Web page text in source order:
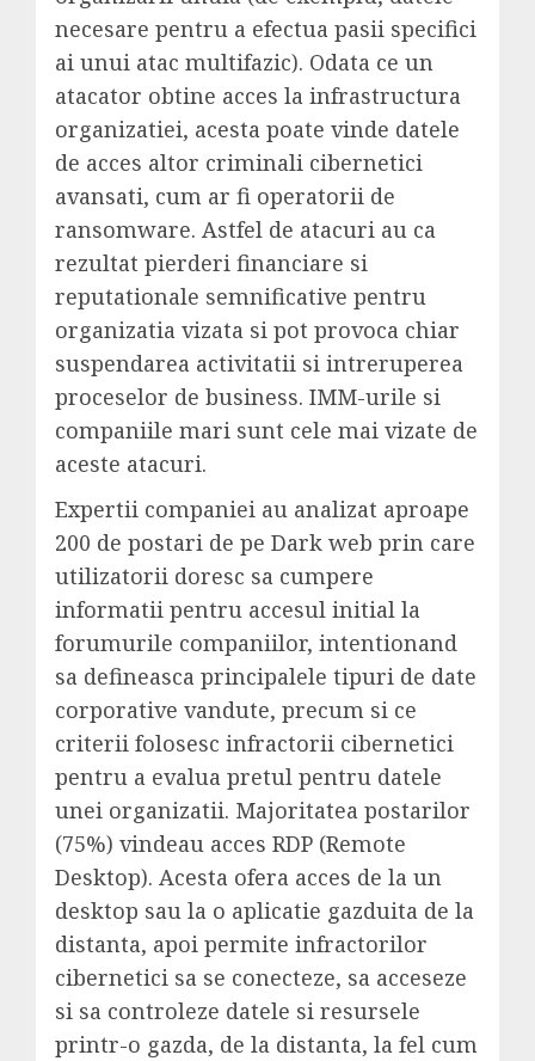
necesare pentru a efectua pasii specifici
ai unui atac multifazic). Odata ce un
atacator obtine acces la infrastructura
organizatiei, acesta poate vinde datele
de acces altor criminali cibernetici
avansati, cum ar fi operatorii de
ransomware. Astfel de atacuri au ca
rezultat pierderi financiare si
reputationale semnificative pentru
organizatia vizata si pot provoca chiar
suspendarea activitatii si intreruperea
proceselor de business. IMM-urile si
companiile mari sunt cele mai vizate de
aceste atacuri.
Expertii companiei au analizat aproape
200 de postari de pe Dark web prin care
utilizatorii doresc sa cumpere
informatii pentru accesul initial la
forumurile companiilor, intentionand
sa defineasca principalele tipuri de date
corporative vandute, precum si ce
criterii folosesc infractorii cibernetici
pentru a evalua pretul pentru datele
unei organizatii. Majoritatea postarilor
(75%) vindeau acces RDP (Remote
Desktop). Acesta ofera acces de la un
desktop sau la o aplicatie gazduita de la
distanta, apoi permite infractorilor
cibernetici sa se conecteze, sa acceseze
si sa controleze datele si resursele
printr-o gazda, de la distanta, la fel cum